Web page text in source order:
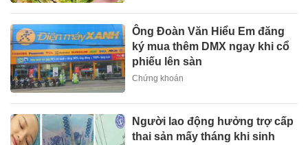
Ông Đoàn Văn Hiểu Em đăng
ký mua thêm DMX ngay khi cổ
phiếu lên sàn
Chứng khoán
Người lao động hưởng trợ cấp
thai sản mấy tháng khi sinh